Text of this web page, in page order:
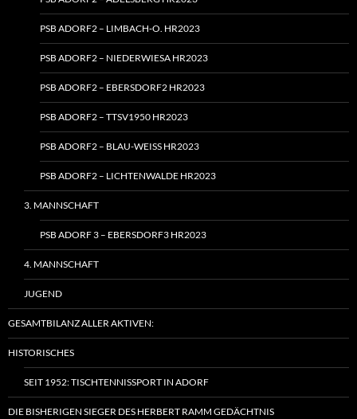
PSB ADORF2 – LIMBACH‑O. HR2023
PSB ADORF2 – NIEDERWIESA HR2023
PSB ADORF2 – EBERSDORF2 HR2023
PSB ADORF2 – TTSV1950 HR2023
PSB ADORF2 – BLAU-WEISS HR2023
PSB ADORF2 – LICHTENWALDE HR2023
3. MANNSCHAFT
PSB ADORF 3 – EBERSDORF3 HR2023
4. MANNSCHAFT
JUGEND
GESAMTBILANZ ALLER AKTIVEN:
HISTORISCHES
SEIT 1952: TISCHTENNISSPORT IN ADORF
DIE BISHERIGEN SIEGER DES HERBERT RAMM GEDÄCHTNIS